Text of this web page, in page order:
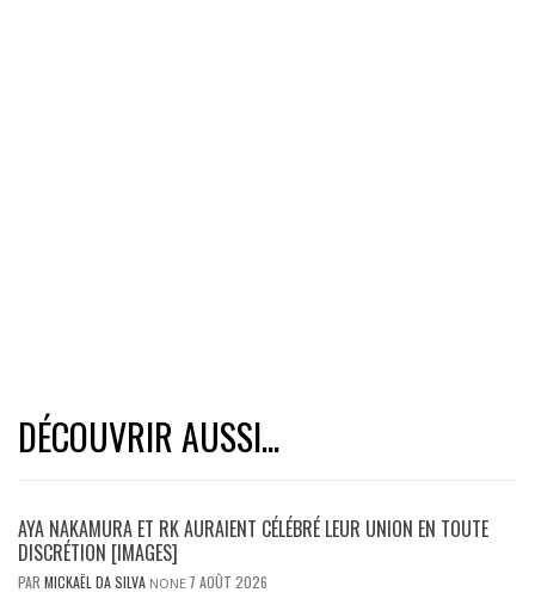
DÉCOUVRIR AUSSI...
AYA NAKAMURA ET RK AURAIENT CÉLÉBRÉ LEUR UNION EN TOUTE
DISCRÉTION [IMAGES]
PAR MICKAËL DA SILVA NONE 7 AOÛT 2026